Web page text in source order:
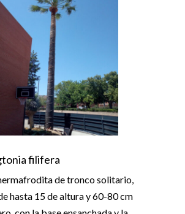
filifera
de tronco solitario,
hasta 15 de altura y 60-80 cm